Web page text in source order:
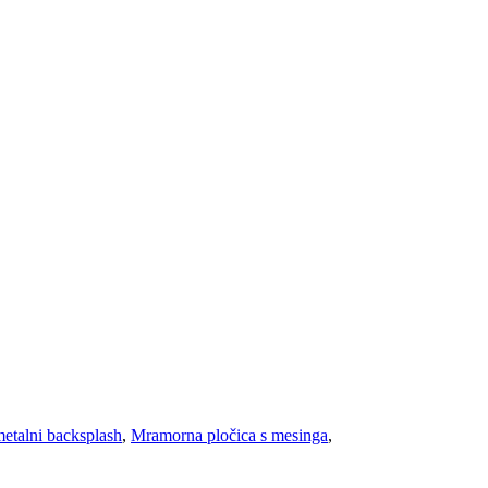
backsplash, Mramorna pločica s mesinga,